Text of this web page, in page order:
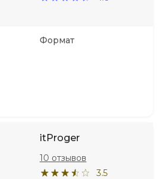
Формат
itProger
3.5
10 отзывов